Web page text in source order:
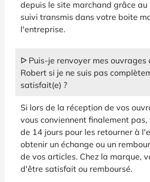
depuis le site marchand grâce au
suivi transmis dans votre boite
l'entreprise.
ᐅ Puis-je renvoyer mes ouvrages
Robert si je ne suis pas
satisfait(e) ?
Si lors de la réception de vos
vous conviennent finalement pas,
de 14 jours pour les retourner à
obtenir un échange ou un
de vos articles. Chez la marque,
d'être satisfait ou remboursé.